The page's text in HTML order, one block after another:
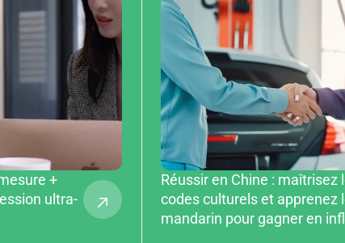
+
ultra-
Réussir en Chine : maîtrisez
codes culturels et apprenez
mandarin pour gagner en